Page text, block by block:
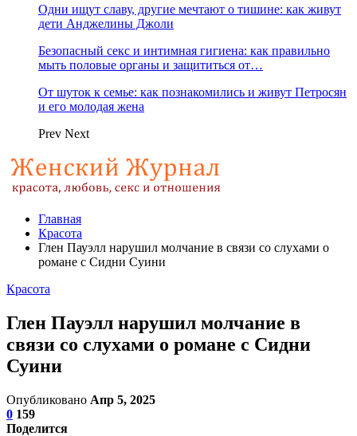
Одни ищут славу, другие мечтают о тишине: как живут
дети Анджелины Джоли
Безопасный секс и интимная гигиена: как правильно
мыть половые органы и защититься от…
От шуток к семье: как познакомились и живут Петросян
и его молодая жена
Prev Next
Главная
Красота
Глен Пауэлл нарушил молчание в связи со слухами о
романе с Сидни Суини
Красота
Глен Пауэлл нарушил молчание в
связи со слухами о романе с Сидни
Суини
Опубликовано Апр 5, 2025
0 159
Поделится